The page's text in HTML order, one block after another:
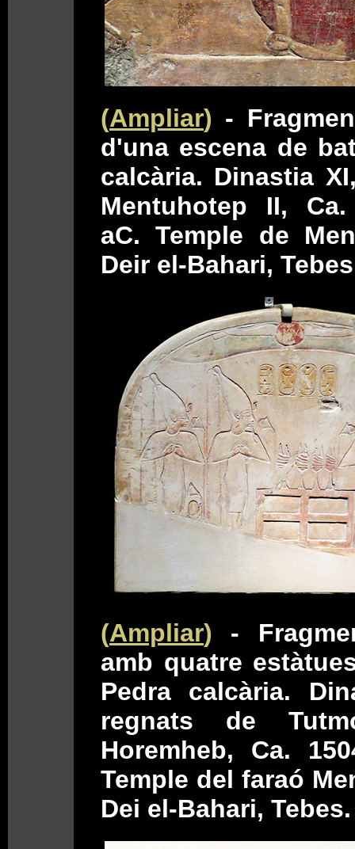
(Ampliar) -
d'una escena de
calcària. Dinastia
Mentuhotep II, Ca.
aC. Temple de
Deir el-Bahari,
(Ampliar)
-
amb quatre
Pedra calcària.
regnats de
Horemheb, Ca.
Temple del faraó
Dei el-Bahari, Tebes.